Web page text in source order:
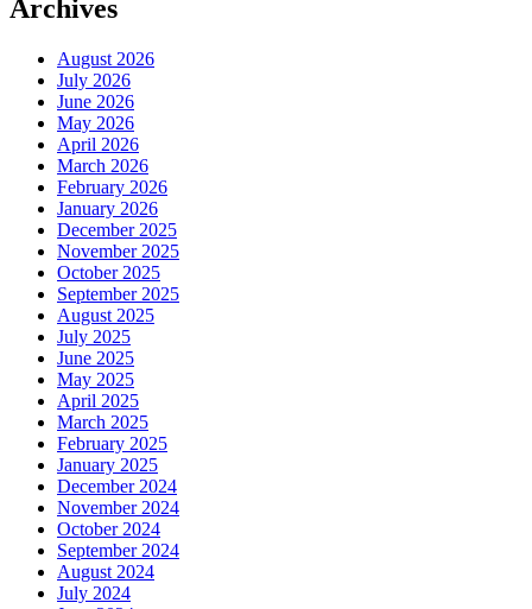
Archives
August 2026
July 2026
June 2026
May 2026
April 2026
March 2026
February 2026
January 2026
December 2025
November 2025
October 2025
September 2025
August 2025
July 2025
June 2025
May 2025
April 2025
March 2025
February 2025
January 2025
December 2024
November 2024
October 2024
September 2024
August 2024
July 2024